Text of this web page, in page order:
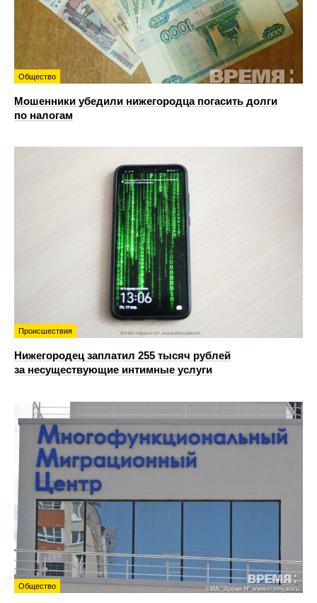
Общество
Мошенники убедили нижегородца погасить долги
по налогам
Происшествия
Нижегородец заплатил 255 тысяч рублей
за несуществующие интимные услуги
Общество